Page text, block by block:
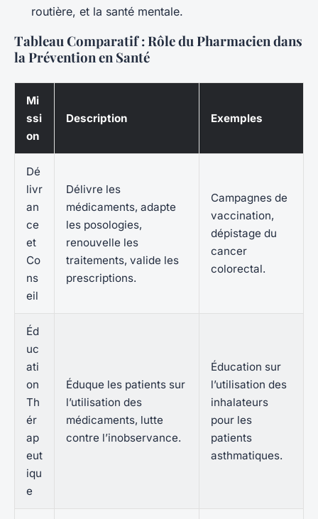
routière, et la santé mentale.
Tableau Comparatif : Rôle du Pharmacien dans
la Prévention en Santé
Mi
ssi
on
Description Exemples
Dé
livr
an
ce
et
Co
ns
eil
Délivre les
médicaments, adapte
les posologies,
renouvelle les
traitements, valide les
prescriptions.
Campagnes de
vaccination,
dépistage du
cancer
colorectal.
Éd
uc
ati
on
Th
ér
ap
eut
iqu
e
Éduque les patients sur
l’utilisation des
médicaments, lutte
contre l’inobservance.
Éducation sur
l’utilisation des
inhalateurs
pour les
patients
asthmatiques.